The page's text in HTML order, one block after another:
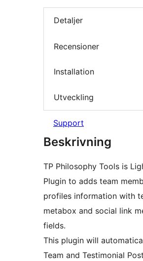
Detaljer
Recensioner
Installation
Utveckling
Support
Beskrivning
TP Philosophy Tools is
Plugin to adds team
profiles information with team
metabox and social link
fields.
This plugin will
Team and Testimonial